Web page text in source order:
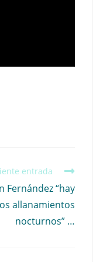
entrada
Fernández “hay
allanamientos
nocturnos” …